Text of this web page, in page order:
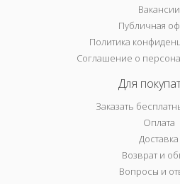
Вакансии
Публичная
Политика
Соглашение о
Для
Заказать
Оплата
Доставка
Возврат и
Вопросы и